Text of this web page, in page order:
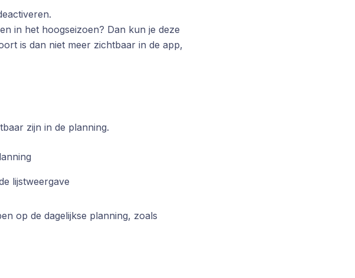
in het hoogseizoen? Dan kun je deze
is dan niet meer zichtbaar in de app,
zijn in de planning.
lijstweergave
op de dagelijkse planning, zoals